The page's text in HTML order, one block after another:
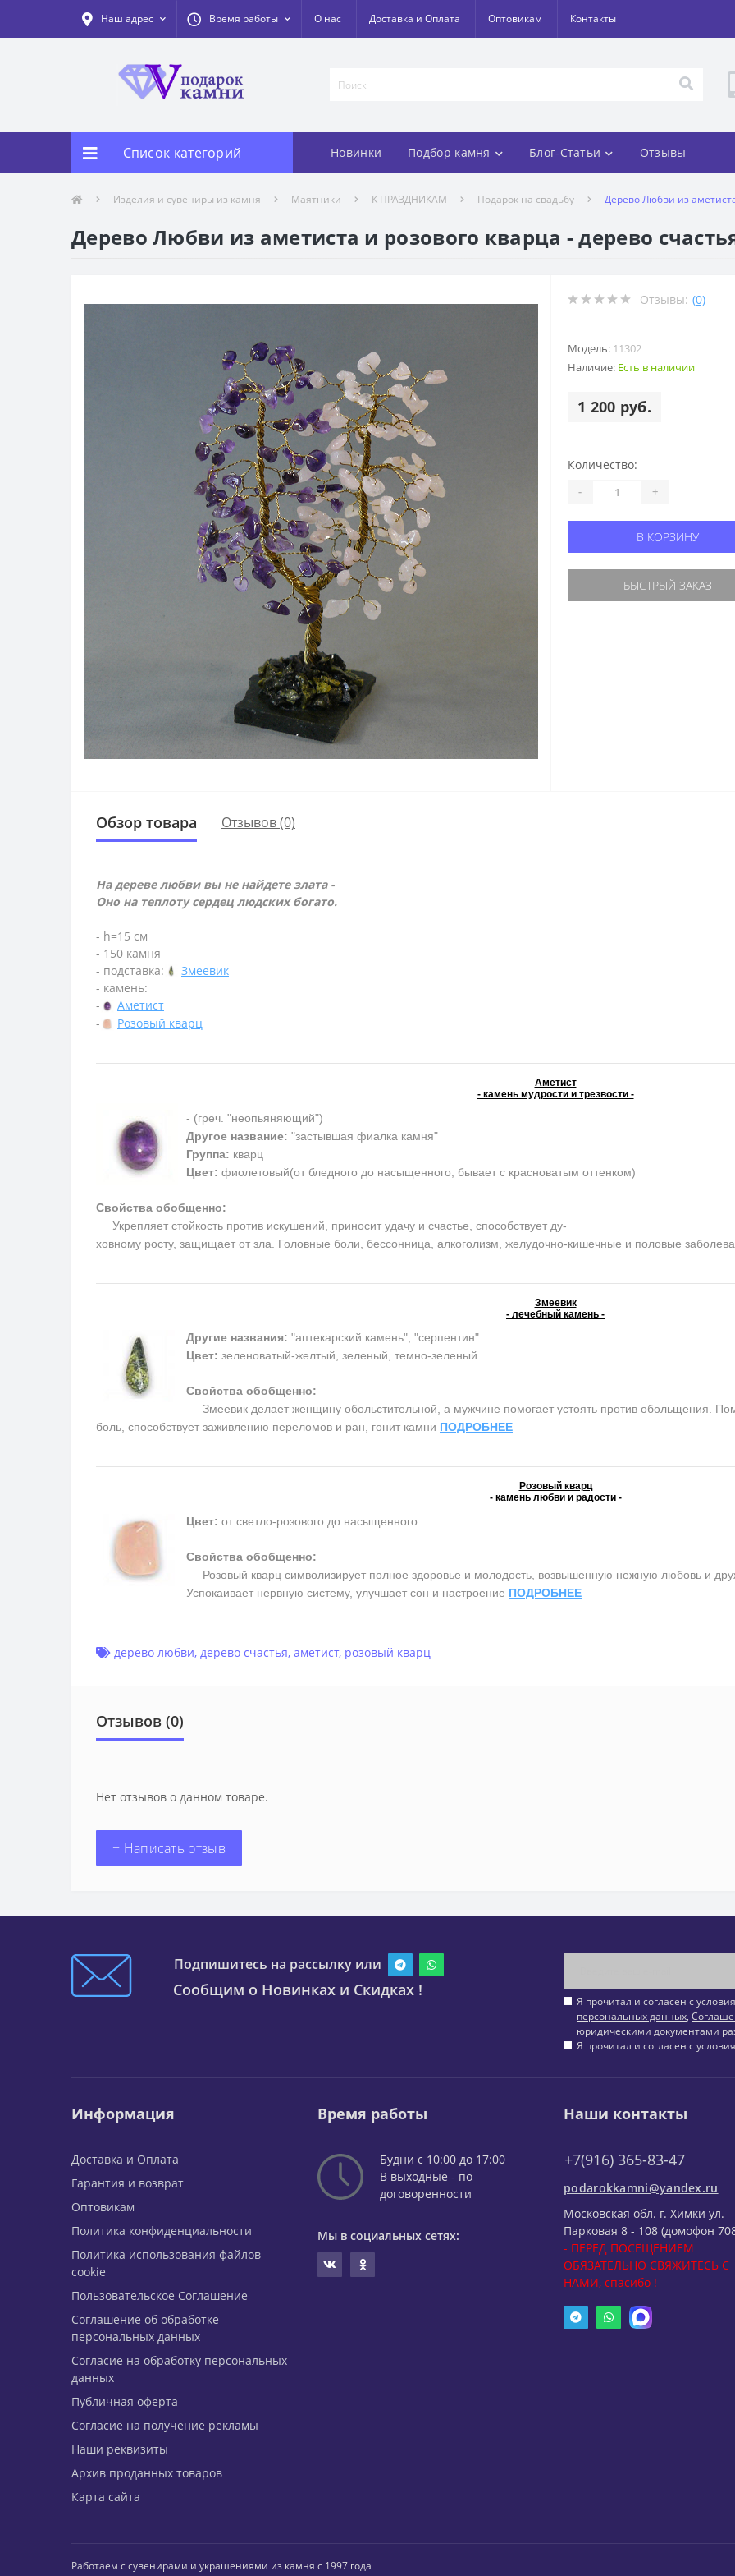
Наш адрес Время работы О нас Доставка и Оплата Оптовикам Контакты
Список категорий Новинки Подбор камня Блог-Статьи Отзывы
Изделия и сувениры из камня Маятники К ПРАЗДНИКАМ Подарок на свадьбу Дерево Любви из
Дерево Любви из аметиста и розового кварца - дерево
Отзывы: (0)
Модель: 11302
Наличие: Есть в наличии
1 200 руб.
Количество:
- +
В КОРЗИНУ
БЫСТРЫЙ ЗАКАЗ
Обзор товара Отзывов (0)
На дереве любви вы не найдете злата -
Оно на теплоту сердец людских богато.
- h=15 см
- 150 камня
- подставка:
Змеевик
- камень:
-
Аметист
-
Розовый кварц
Аметист
- камень мудрости и трезвости -
- (греч. "неопьяняющий")
Другое название: "застывшая фиалка камня"
Группа: кварц
Цвет: фиолетовый(от бледного до насыщенного, бывает с красноватым оттенком)
Свойства обобщенно:
Укрепляет стойкость против искушений, приносит удачу и счастье, способствует ду-
ховному росту, защищает от зла. Головные боли, бессонница, алкоголизм, желудочно-кишечные и половые
Змеевик
- лечебный камень -
Другие названия: "аптекарский камень", "серпентин"
Цвет: зеленоватый-желтый, зеленый, темно-зеленый.
Свойства обобщенно:
Змеевик делает женщину обольстительной, а мужчине помогает устоять против обольщения.
боль, способствует заживлению переломов и ран, гонит камни ПОДРОБНЕЕ
Розовый кварц
- камень любви и радости -
Цвет: от светло-розового до насыщенного
Свойства обобщенно:
Розовый кварц символизирует полное здоровье и молодость, возвышенную нежную любовь и
Успокаивает нервную систему, улучшает сон и настроение ПОДРОБНЕЕ
дерево любви, дерево счастья, аметист, розовый кварц
Отзывов (0)
Нет отзывов о данном товаре.
+ Написать отзыв
Подпишитесь на рассылку или
Сообщим о Новинках и Скидках !
Я прочитал и согласен с
персональных данных,
юридическими документами
Я прочитал и согласен с
Информация
Доставка и Оплата
Гарантия и возврат
Оптовикам
Политика конфиденциальности
Политика использования файлов
cookie
Пользовательское Соглашение
Соглашение об обработке
персональных данных
Согласие на обработку персональных
данных
Публичная оферта
Согласие на получение рекламы
Наши реквизиты
Архив проданных товаров
Карта сайта
Время работы
Будни с 10:00 до 17:00
В выходные - по
договоренности
Мы в социальных сетях:
Наши контакты
+7(916) 365-83-47
podarokkamni@yandex.ru
Московская обл. г. Химки ул.
Парковая 8 - 108 (домофон
- ПЕРЕД ПОСЕЩЕНИЕМ
ОБЯЗАТЕЛЬНО СВЯЖИТЕСЬ С
НАМИ, спасибо !
Работаем с сувенирами и украшениями из камня с 1997 года